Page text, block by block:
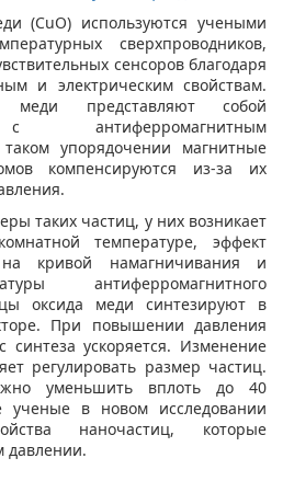
(CuO) используются учеными
сверхпроводников,
сенсоров благодаря
и электрическим свойствам.
меди представляют собой
антиферромагнитным
упорядочении магнитные
компенсируются из-за их
таких частиц, у них возникает
температуре, эффект
кривой намагничивания и
антиферромагнитного
оксида меди синтезируют в
При повышении давления
синтеза ускоряется. Изменение
регулировать размер частиц.
уменьшить вплоть до 40
ученые в новом исследовании
наночастиц, которые
давлении.